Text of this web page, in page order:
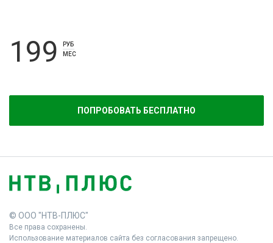
199
РУБ
МЕС
ПОПРОБОВАТЬ БЕСПЛАТНО
© ООО "НТВ-ПЛЮС"
Все права сохранены.
Использование материалов сайта без согласования запрещено.